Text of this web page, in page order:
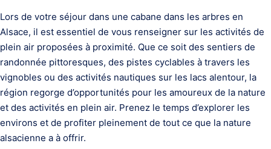
Lors de votre séjour dans une cabane dans les arbres en
Alsace, il est essentiel de vous renseigner sur les activités de
plein air proposées à proximité. Que ce soit des sentiers de
randonnée pittoresques, des pistes cyclables à travers les
vignobles ou des activités nautiques sur les lacs alentour, la
région regorge d’opportunités pour les amoureux de la nature
et des activités en plein air. Prenez le temps d’explorer les
environs et de profiter pleinement de tout ce que la nature
alsacienne a à offrir.